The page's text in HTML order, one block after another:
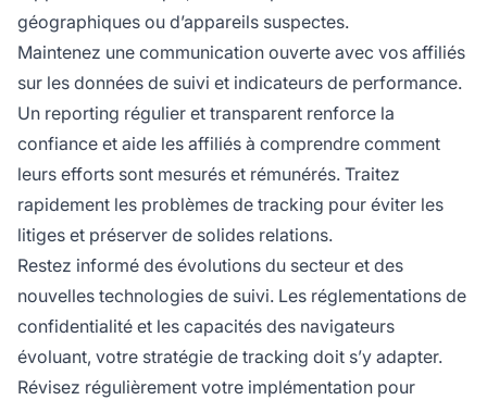
géographiques ou d’appareils suspectes.
Maintenez une communication ouverte avec vos affiliés
sur les données de suivi et indicateurs de performance.
Un reporting régulier et transparent renforce la
confiance et aide les affiliés à comprendre comment
leurs efforts sont mesurés et rémunérés. Traitez
rapidement les problèmes de tracking pour éviter les
litiges et préserver de solides relations.
Restez informé des évolutions du secteur et des
nouvelles technologies de suivi. Les réglementations de
confidentialité et les capacités des navigateurs
évoluant, votre stratégie de tracking doit s’y adapter.
Révisez régulièrement votre implémentation pour